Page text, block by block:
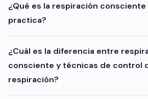
¿Qué es la respiración consciente
practica?
¿Cuál es la diferencia entre
consciente y técnicas de control
respiración?